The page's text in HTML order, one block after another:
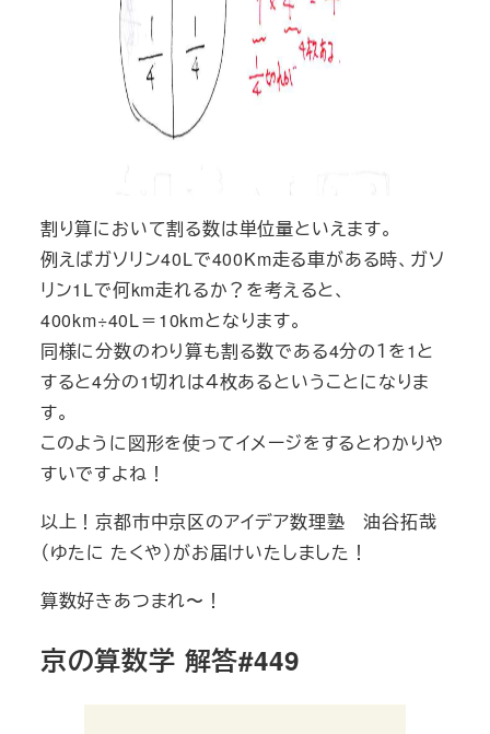
割り算において割る数は単位量といえます。
例えばガソリン40Lで400Km走る車がある時、ガソ
リン1Lで何km走れるか？を考えると、
400km÷40L＝10kmとなります。
同様に分数のわり算も割る数である4分の１を1と
すると4分の1切れは４枚あるということになりま
す。
このように図形を使ってイメージをするとわかりや
すいですよね！
以上！京都市中京区のアイデア数理塾 油谷拓哉
（ゆたに たくや）がお届けいたしました！
算数好きあつまれ〜！
京の算数学 解答#449